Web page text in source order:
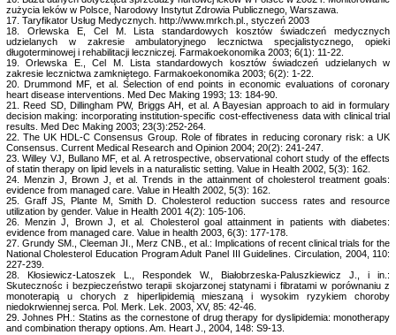
zużycia leków w Polsce, Narodowy Instytut Zdrowia Publicznego, Warszawa.
17. Taryfikator Usług Medycznych. http://www.mrkch.pl., styczeń 2003
18. Orlewska E, Cel M. Lista standardowych kosztów świadczeń medycznych
udzielanych w zakresie ambulatoryjnego lecznictwa specjalistycznego, opieki
długoterminowej i rehabilitacji leczniczej. Farmakoekonomika 2003; 6(1): 11-22.
19. Orlewska E., Cel M. Lista standardowych kosztów świadczeń udzielanych w
zakresie lecznictwa zamkniętego. Farmakoekonomika 2003; 6(2): 1-22.
20. Drummond MF, et al. Selection of end points in economic evaluations of coronary
heart disease interventions. Med Dec Making 1993; 13: 184-90.
21. Reed SD, Dillingham PW, Briggs AH, et al. A Bayesian approach to aid in formulary
decision making: incorporating institution-specific cost-effectiveness data with clinical trial
results. Med Dec Making 2003; 23(3):252-264.
22. The UK HDL-C Consensus Group. Role of fibrates in reducing coronary risk: a UK
Consensus. Current Medical Research and Opinion 2004; 20(2): 241-247.
23. Willey VJ, Bullano MF, et al. A retrospective, observational cohort study of the effects
of statin therapy on lipid levels in a naturalistic setting. Value in Health 2002, 5(3): 162.
24. Menzin J, Brown J, et al. Trends in the attainment of cholesterol treatment goals:
evidence from managed care. Value in Health 2002, 5(3): 162.
25. Graff JS, Plante M, Smith D. Cholesterol reduction success rates and resource
utilization by gender. Value in Health 2001 4(2): 105-106.
26. Menzin J, Brown J, et al. Cholesterol goal attainment in patients with diabetes:
evidence from managed care. Value in health 2003, 6(3): 177-178.
27. Grundy SM., Cleeman JI., Merz CNB., et al.: Implications of recent clinical trials for the
National Cholesterol Education Program Adult Panel III Guidelines. Circulation, 2004, 110:
227-239.
28. Kłosiewicz-Latoszek L., Respondek W., Białobrzeska-Paluszkiewicz J., i in.:
Skutecznośc i bezpieczeństwo terapii skojarzonej statynami i fibratami w porównaniu z
monoterapią u chorych z hiperlipidemią mieszaną i wysokim ryzykiem choroby
niedokrwiennej serca. Pol. Merk. Lek. 2003, XV, 85: 42-46.
29. Johnes PH.: Statins as the cornestone of drug therapy for dyslipidemia: monotherapy
and combination therapy options. Am. Heart J., 2004, 148: S9-13.